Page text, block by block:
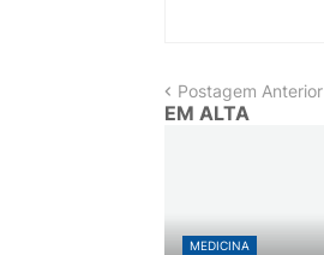
Postagem Anterior
EM ALTA
MEDICINA